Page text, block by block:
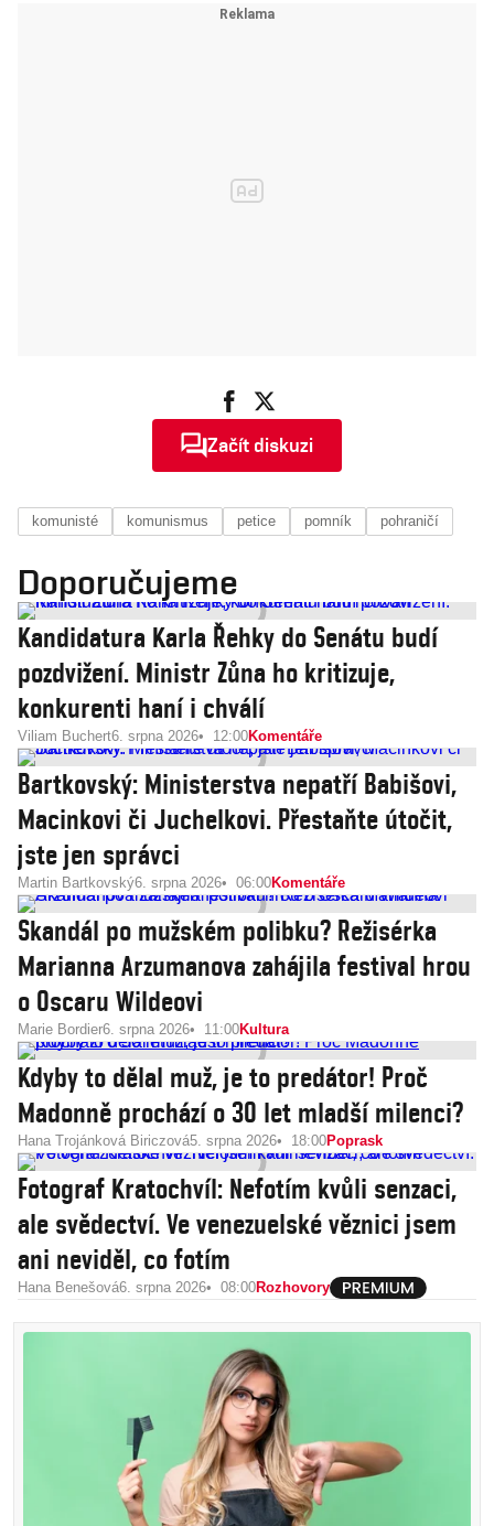
Začít diskuzi
komunisté komunismus petice pomník pohraničí
Doporučujeme
Kandidatura Karla Řehky do Senátu budí
pozdvižení. Ministr Zůna ho kritizuje,
konkurenti haní i chválí
Viliam Buchert6. srpna 2026 12:00Komentáře
Bartkovský: Ministerstva nepatří Babišovi,
Macinkovi či Juchelkovi. Přestaňte útočit,
jste jen správci
Martin Bartkovský6. srpna 2026 06:00Komentáře
Skandál po mužském polibku? Režisérka
Marianna Arzumanova zahájila festival hrou
o Oscaru Wildeovi
Marie Bordier6. srpna 2026 11:00Kultura
Kdyby to dělal muž, je to predátor! Proč
Madonně prochází o 30 let mladší milenci?
Hana Trojánková Biriczová5. srpna 2026 18:00Poprask
Fotograf Kratochvíl: Nefotím kvůli senzaci,
ale svědectví. Ve venezuelské věznici jsem
ani neviděl, co fotím
Hana Benešová6. srpna 2026 08:00Rozhovory